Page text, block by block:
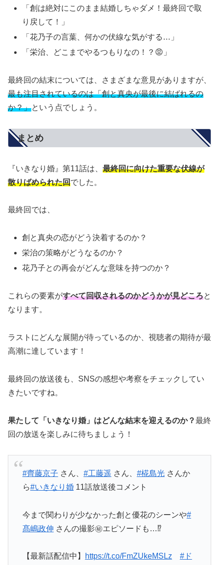
「創は絶対にこのまま結婚しちゃダメ！最終回で取
り戻して！」
「花乃子の言葉、何かの伏線な気がする…」
「栄治、どこまでやるつもりなの！？😡」
最終回の結末については、さまざまな意見がありますが、
最も注目されているのは「創と真央が最後に結ばれるの
か？」という点でしょう。
まとめ
『いきなり婚』第11話は、 最終回に向けた重要な伏線が
散りばめられた回でした。
最終回では、
創と真央の恋がどう決着するのか？
栄治の策略がどうなるのか？
花乃子との再会がどんな意味を持つのか？
これらの要素がすべて回収されるのかどうかが見どころと
なります。
ラストにどんな展開が待っているのか、視聴者の期待が最
高潮に達しています！
最終回の放送後も、SNSの感想や考察をチェックしてい
きたいですね。
果たして「いきなり婚」はどんな結末を迎えるのか？最終
回の放送を楽しみに待ちましょう！
#齊藤京子 さん、 #工藤遥 さん、 #椛島光さんか
ら#いきなり婚11話放送後コメント
今まで関わりが少なかった創と優花のシーンや#
髙嶋政伸 さんの撮影㊙エピソードも…⁉
【最新話配信中】 https://t.co/FmZUkeMSLz
#ド